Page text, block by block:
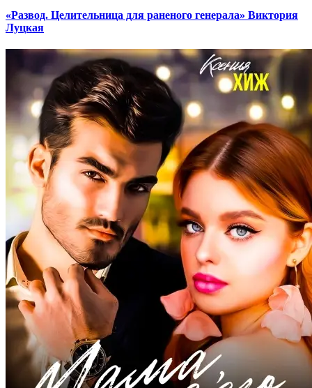
«Развод. Целительница для раненого генерала» Виктория
Луцкая